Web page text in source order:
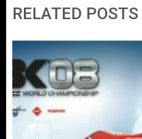
RELATED POSTS